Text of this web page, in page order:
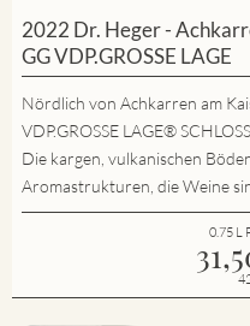
2022 Dr. Heger -
GG VDP.GROSSE LAGE
Nördlich von Achkarren am
VDP.GROSSE LAGE®
Die kargen, vulkanischen
Aromastrukturen, die Weine
0.75 L